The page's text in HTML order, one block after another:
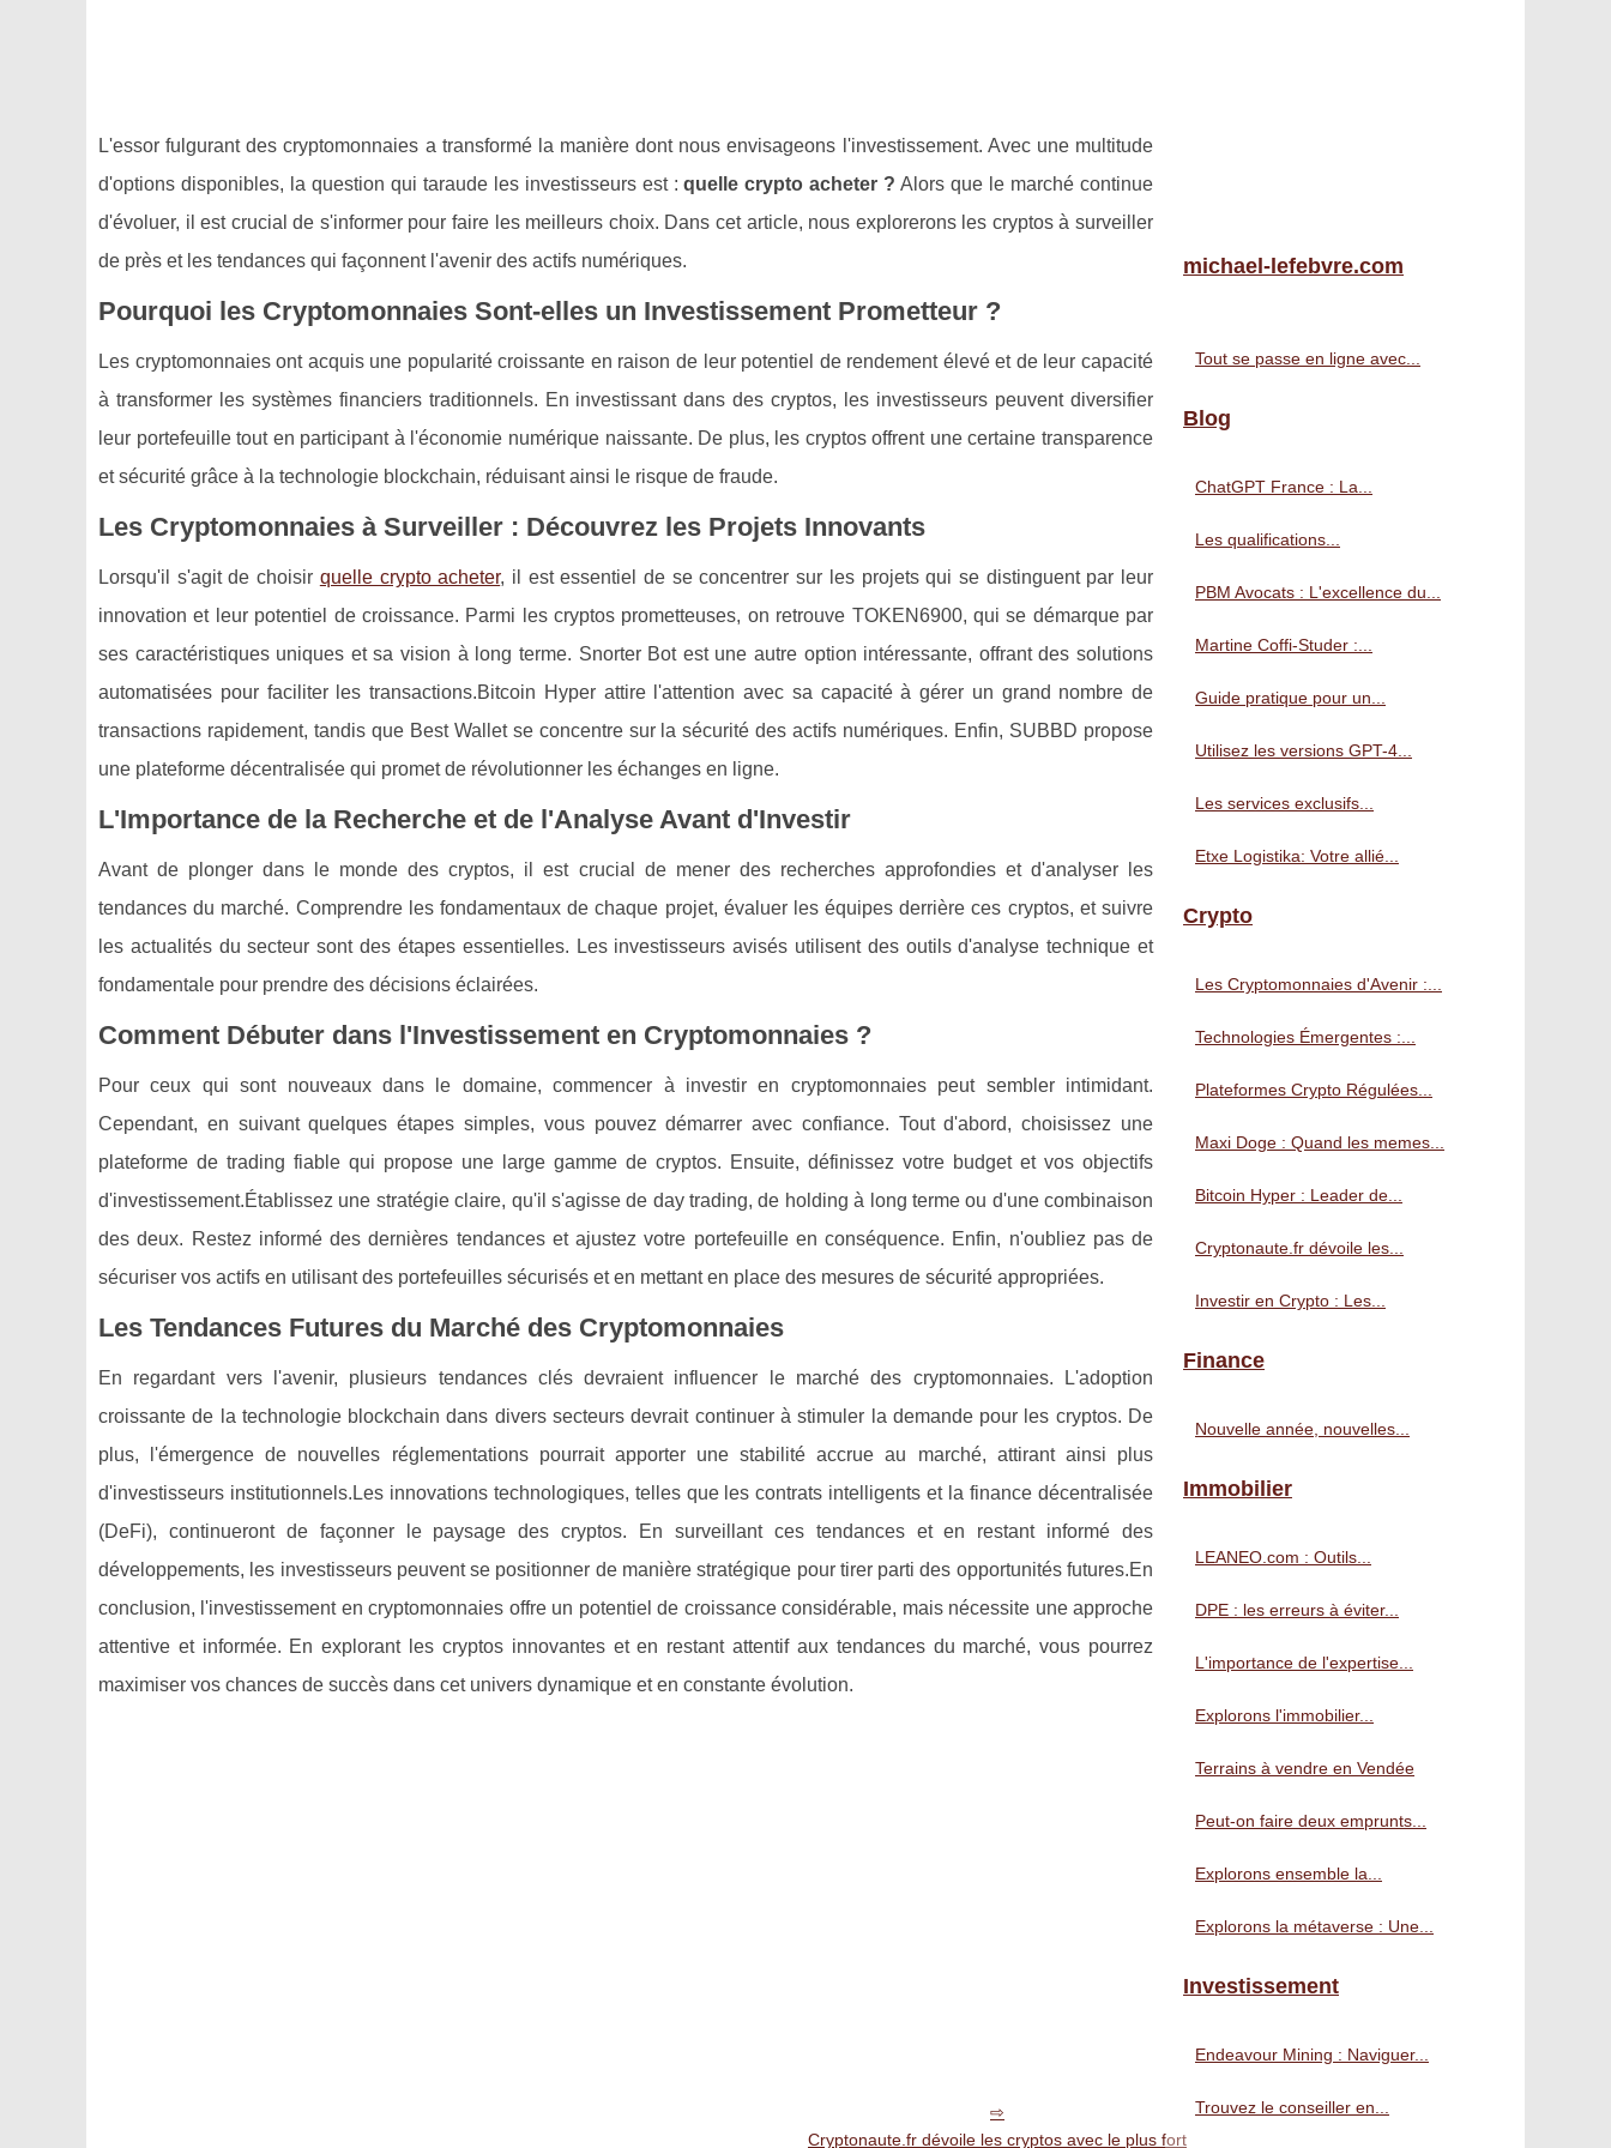
L'essor fulgurant des cryptomonnaies a transformé la manière dont nous envisageons l'investissement. Avec une multitude
d'options disponibles, la question qui taraude les investisseurs est :quelle crypto acheter ? Alors que le marché continue
d'évoluer, il est crucial de s'informer pour faire les meilleurs choix. Dans cet article, nous explorerons les cryptos à surveiller
de près et les tendances qui façonnent l'avenir des actifs numériques.
Pourquoi les Cryptomonnaies Sont-elles un Investissement Prometteur ?
Les cryptomonnaies ont acquis une popularité croissante en raison de leur potentiel de rendement élevé et de leur capacité
à transformer les systèmes financiers traditionnels. En investissant dans des cryptos, les investisseurs peuvent diversifier
leur portefeuille tout en participant à l'économie numérique naissante. De plus, les cryptos offrent une certaine transparence
et sécurité grâce à la technologie blockchain, réduisant ainsi le risque de fraude.
Les Cryptomonnaies à Surveiller : Découvrez les Projets Innovants
Lorsqu'il s'agit de choisir quelle crypto acheter, il est essentiel de se concentrer sur les projets qui se distinguent par leur
innovation et leur potentiel de croissance. Parmi les cryptos prometteuses, on retrouve TOKEN6900, qui se démarque par
ses caractéristiques uniques et sa vision à long terme. Snorter Bot est une autre option intéressante, offrant des solutions
automatisées pour faciliter les transactions.Bitcoin Hyper attire l'attention avec sa capacité à gérer un grand nombre de
transactions rapidement, tandis que Best Wallet se concentre sur la sécurité des actifs numériques. Enfin, SUBBD propose
une plateforme décentralisée qui promet de révolutionner les échanges en ligne.
L'Importance de la Recherche et de l'Analyse Avant d'Investir
Avant de plonger dans le monde des cryptos, il est crucial de mener des recherches approfondies et d'analyser les
tendances du marché. Comprendre les fondamentaux de chaque projet, évaluer les équipes derrière ces cryptos, et suivre
les actualités du secteur sont des étapes essentielles. Les investisseurs avisés utilisent des outils d'analyse technique et
fondamentale pour prendre des décisions éclairées.
Comment Débuter dans l'Investissement en Cryptomonnaies ?
Pour ceux qui sont nouveaux dans le domaine, commencer à investir en cryptomonnaies peut sembler intimidant.
Cependant, en suivant quelques étapes simples, vous pouvez démarrer avec confiance. Tout d'abord, choisissez une
plateforme de trading fiable qui propose une large gamme de cryptos. Ensuite, définissez votre budget et vos objectifs
d'investissement.Établissez une stratégie claire, qu'il s'agisse de day trading, de holding à long terme ou d'une combinaison
des deux. Restez informé des dernières tendances et ajustez votre portefeuille en conséquence. Enfin, n'oubliez pas de
sécuriser vos actifs en utilisant des portefeuilles sécurisés et en mettant en place des mesures de sécurité appropriées.
Les Tendances Futures du Marché des Cryptomonnaies
En regardant vers l'avenir, plusieurs tendances clés devraient influencer le marché des cryptomonnaies. L'adoption
croissante de la technologie blockchain dans divers secteurs devrait continuer à stimuler la demande pour les cryptos. De
plus, l'émergence de nouvelles réglementations pourrait apporter une stabilité accrue au marché, attirant ainsi plus
d'investisseurs institutionnels.Les innovations technologiques, telles que les contrats intelligents et la finance décentralisée
(DeFi), continueront de façonner le paysage des cryptos. En surveillant ces tendances et en restant informé des
développements, les investisseurs peuvent se positionner de manière stratégique pour tirer parti des opportunités futures.En
conclusion, l'investissement en cryptomonnaies offre un potentiel de croissance considérable, mais nécessite une approche
attentive et informée. En explorant les cryptos innovantes et en restant attentif aux tendances du marché, vous pourrez
maximiser vos chances de succès dans cet univers dynamique et en constante évolution.
Cryptonaute.fr dévoile les cryptos avec le plus fort
michael-lefebvre.com
Tout se passe en ligne avec...
Blog
ChatGPT France : La...
Les qualifications...
PBM Avocats : L'excellence du...
Martine Coffi-Studer :...
Guide pratique pour un...
Utilisez les versions GPT-4...
Les services exclusifs...
Etxe Logistika: Votre allié...
Crypto
Les Cryptomonnaies d'Avenir :...
Technologies Émergentes :...
Plateformes Crypto Régulées...
Maxi Doge : Quand les memes...
Bitcoin Hyper : Leader de...
Cryptonaute.fr dévoile les...
Investir en Crypto : Les...
Finance
Nouvelle année, nouvelles...
Immobilier
LEANEO.com : Outils...
DPE : les erreurs à éviter...
L'importance de l'expertise...
Explorons l'immobilier...
Terrains à vendre en Vendée
Peut-on faire deux emprunts...
Explorons ensemble la...
Explorons la métaverse : Une...
Investissement
Endeavour Mining : Naviguer...
Trouvez le conseiller en...